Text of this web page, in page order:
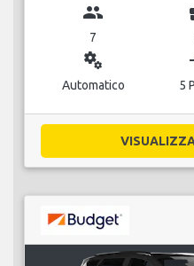
group
7
miscellaneous_services
Automatico 5